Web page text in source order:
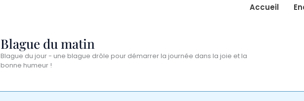
Accueil
Blague du matin
Blague du jour - une blague drôle pour démarrer la journée dans la joie et la
bonne humeur !